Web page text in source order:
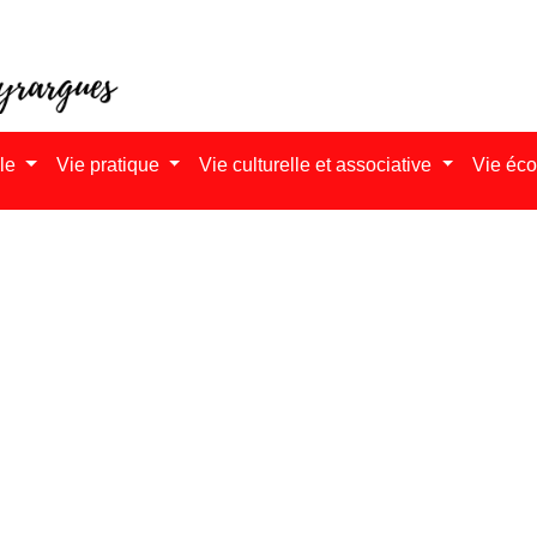
Vie pratique Vie culturelle et associative Vie